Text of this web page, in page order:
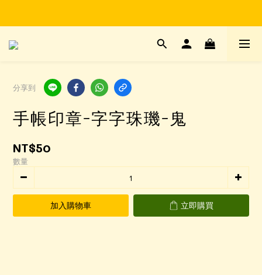
Time to enjoy STATIONERY!
分享到
手帳印章-字字珠璣-鬼
NT$50
數量
加入購物車 立即購買